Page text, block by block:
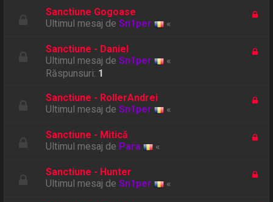
Sanctiune Gogoase
Ultimul mesaj deSn1per «
Sanctiune - Daniel
Ultimul mesaj deSn1per
«
Răspunsuri: 1
Sanctiune - RollerAndrei
Ultimul mesaj deSn1per «
Sanctiune - Mitică
Ultimul mesaj de Para «
Sanctiune - Hunter
Ultimul mesaj deSn1per «